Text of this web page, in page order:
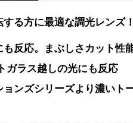
る方に最適な調光レンズ
反応。まぶしさカット性
ガラス越しの光にも反応
ョンズシリーズより濃いト